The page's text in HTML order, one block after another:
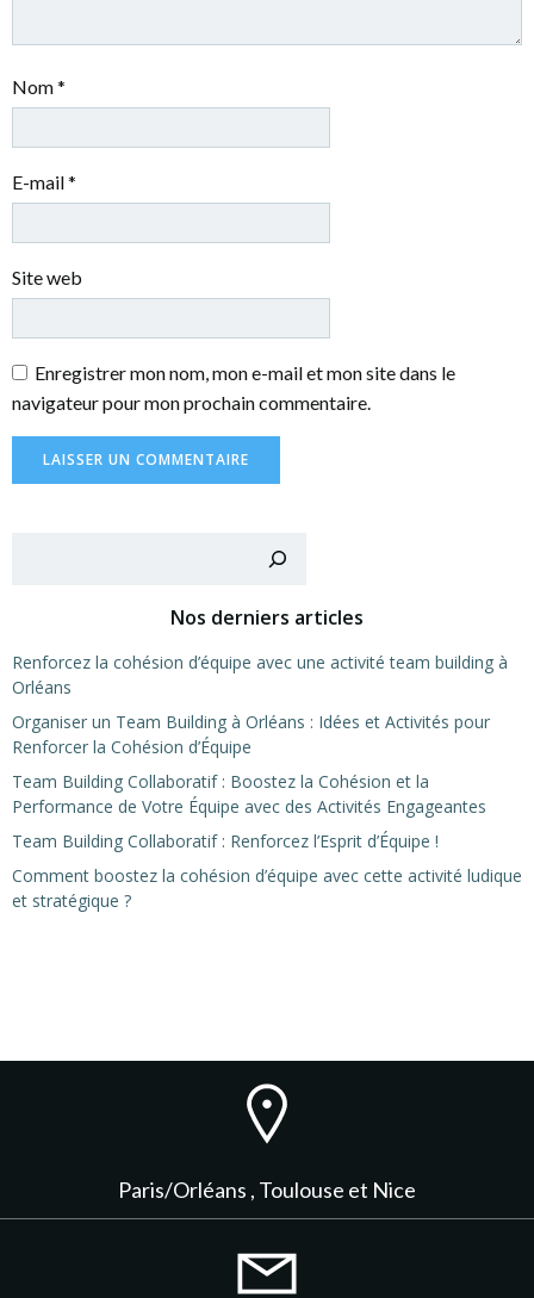
Nom*
E-mail*
Site web
Enregistrer mon nom, mon e-mail et mon site dans le
navigateur pour mon prochain commentaire.
Nos derniers articles
Renforcez la cohésion d’équipe avec une activité team building à
Orléans
Organiser un Team Building à Orléans : Idées et Activités pour
Renforcer la Cohésion d’Équipe
Team Building Collaboratif : Boostez la Cohésion et la
Performance de Votre Équipe avec des Activités Engageantes
Team Building Collaboratif : Renforcez l’Esprit d’Équipe !
Comment boostez la cohésion d’équipe avec cette activité ludique
et stratégique ?
Paris/Orléans , Toulouse et Nice